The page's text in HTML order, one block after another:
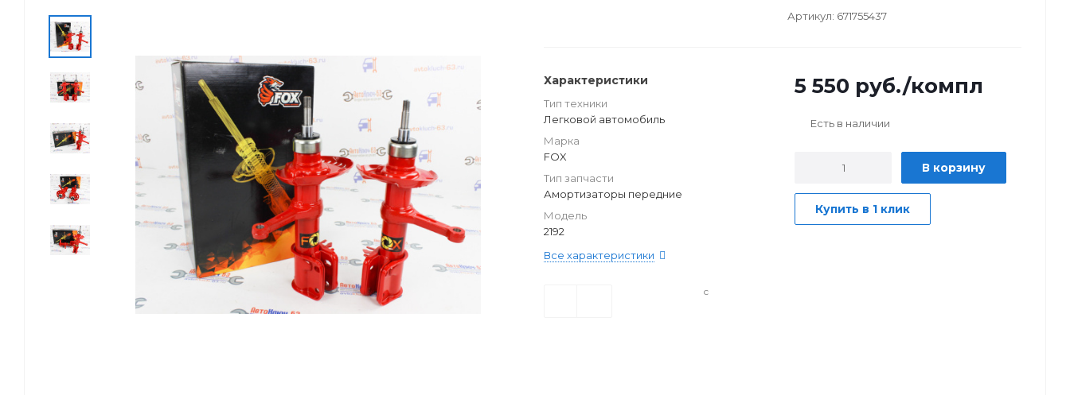
Артикул: 671755437
Характеристики
Тип техники
Легковой автомобиль
Марка
FOX
Тип запчасти
Амортизаторы передние
Модель
2192
Все характеристики
5 550 руб./компл
Есть в наличии
В корзину
Купить в 1 клик
с